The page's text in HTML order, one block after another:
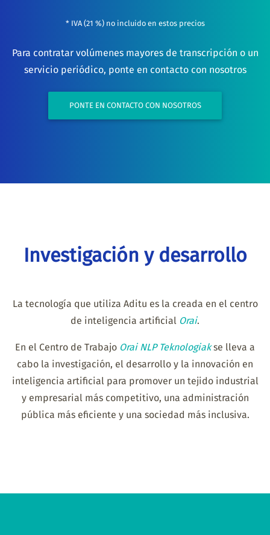
* IVA (21 %) no incluido en estos precios
Para contratar volúmenes mayores de transcripción o un
servicio periódico, ponte en contacto con nosotros
PONTE EN CONTACTO CON NOSOTROS
Investigación y desarrollo
La tecnología que utiliza Aditu es la creada en el centro
de inteligencia artificial Orai.
En el Centro de Trabajo Orai NLP Teknologiakse lleva a
cabo la investigación, el desarrollo y la innovación en
inteligencia artificial para promover un tejido industrial
y empresarial más competitivo, una administración
pública más eficiente y una sociedad más inclusiva.